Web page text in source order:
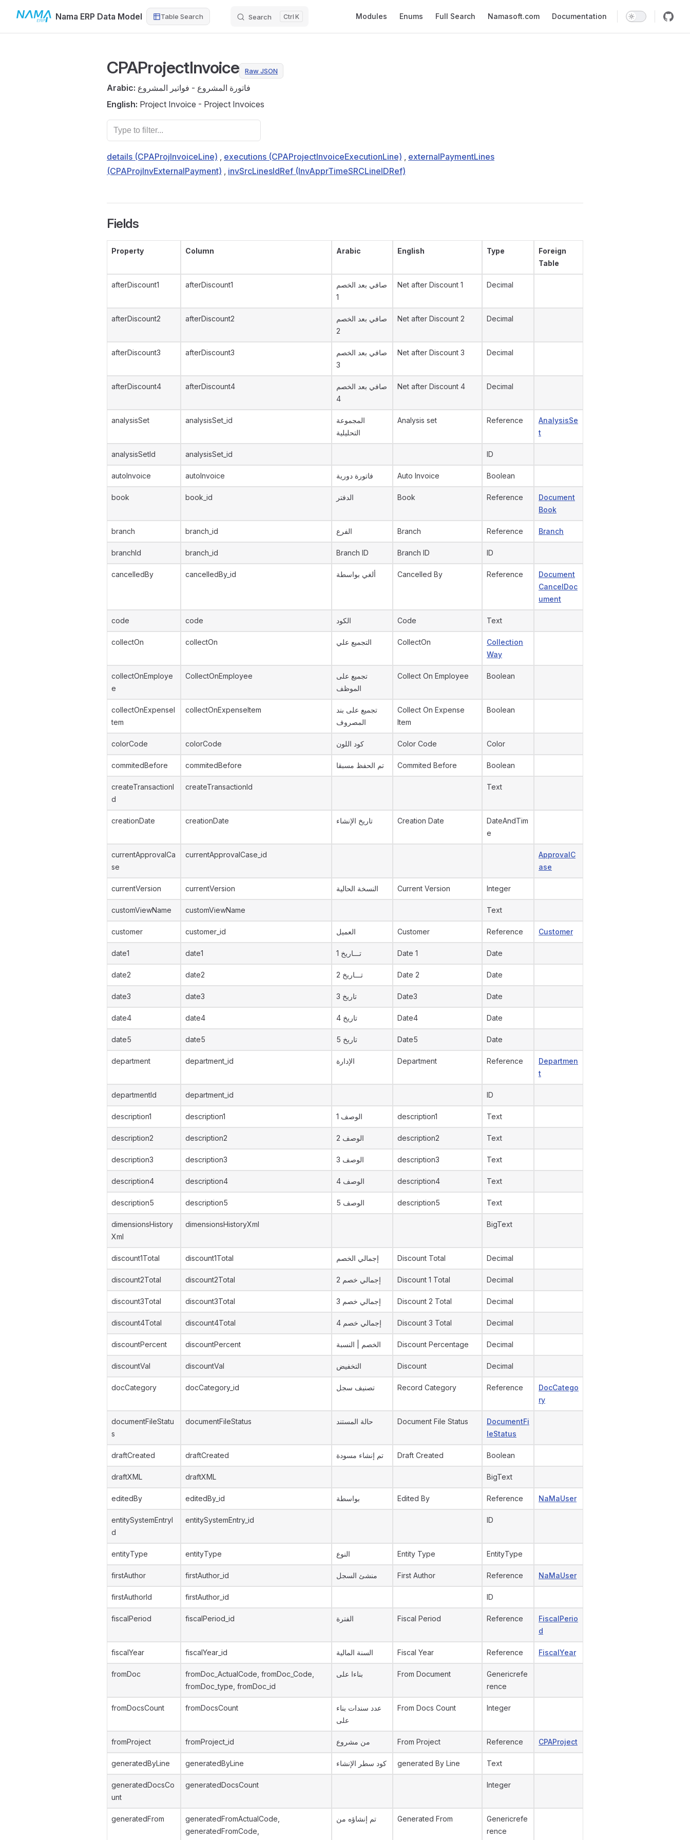
Skip to contentNama ERP Data Model Table Search Search K Modules Enums Full Search Namasoft.com Documentation
CPAProjectInvoice Raw JSON
Arabic: فاتورة المشروع - فواتير المشروع
English: Project Invoice - Project Invoices
details (CPAProjInvoiceLine) , executions (CPAProjectInvoiceExecutionLine) , externalPaymentLines
(CPAProjInvExternalPayment) , invSrcLinesIdRef (InvApprTimeSRCLineIDRef)
Fields
Property Column Arabic English Type
Foreign
Table
afterDiscount1 afterDiscount1
صافي بعد الخصم
1
Net after Discount 1 Decimal
afterDiscount2 afterDiscount2
صافي بعد الخصم
2
Net after Discount 2 Decimal
afterDiscount3 afterDiscount3
صافي بعد الخصم
3
Net after Discount 3 Decimal
afterDiscount4 afterDiscount4
صافي بعد الخصم
4
Net after Discount 4 Decimal
analysisSet analysisSet_id
المجموعة
التحليلية
Analysis set Reference
AnalysisSe
t
analysisSetId analysisSet_id ID
autoInvoice autoInvoice فاتورة دورية Auto Invoice Boolean
book book_id الدفتر Book Reference
Document
Book
branch branch_id الفرع Branch Reference Branch
branchId branch_id Branch ID Branch ID ID
cancelledBy cancelledBy_id ألغي بواسطة Cancelled By Reference
Document
CancelDoc
ument
code code الكود Code Text
collectOn collectOn التجميع علي CollectOn
Collection
Way
collectOnEmploye
e
CollectOnEmployee
تجميع على
الموظف
Collect On Employee Boolean
collectOnExpenseI
tem
collectOnExpenseItem
تجميع على بند
المصروف
Collect On Expense
Item
Boolean
colorCode colorCode كود اللون Color Code Color
commitedBefore commitedBefore تم الحفظ مسبقا Commited Before Boolean
createTransactionI
d
createTransactionId Text
creationDate creationDate تاريخ الإنشاء Creation Date
DateAndTim
e
currentApprovalCa
se
currentApprovalCase_id
ApprovalC
ase
currentVersion currentVersion النسخة الحالية Current Version Integer
customViewName customViewName Text
customer customer_id العميل Customer Reference Customer
date1 date1 تـــاريخ 1 Date 1 Date
date2 date2 تـــاريخ 2 Date 2 Date
date3 date3 تاريخ 3 Date3 Date
date4 date4 تاريخ 4 Date4 Date
date5 date5 تاريخ 5 Date5 Date
department department_id الإدارة Department Reference
Departmen
t
departmentId department_id ID
description1 description1 الوصف 1 description1 Text
description2 description2 الوصف 2 description2 Text
description3 description3 الوصف 3 description3 Text
description4 description4 الوصف 4 description4 Text
description5 description5 الوصف 5 description5 Text
dimensionsHistory
Xml
dimensionsHistoryXml BigText
discount1Total discount1Total إجمالي الخصم Discount Total Decimal
discount2Total discount2Total إجمالي خصم 2 Discount 1 Total Decimal
discount3Total discount3Total إجمالي خصم 3 Discount 2 Total Decimal
discount4Total discount4Total إجمالي خصم 4 Discount 3 Total Decimal
discountPercent discountPercent الخصم | النسبة Discount Percentage Decimal
discountVal discountVal التخفيض Discount Decimal
docCategory docCategory_id تصنيف سجل Record Category Reference
DocCatego
ry
documentFileStatu
s
documentFileStatus حالة المستند Document File Status
DocumentFi
leStatus
draftCreated draftCreated تم إنشاء مسودة Draft Created Boolean
draftXML draftXML BigText
editedBy editedBy_id بواسطة Edited By Reference NaMaUser
entitySystemEntryI
d
entitySystemEntry_id ID
entityType entityType النوع Entity Type EntityType
firstAuthor firstAuthor_id منشئ السجل First Author Reference NaMaUser
firstAuthorId firstAuthor_id ID
fiscalPeriod fiscalPeriod_id الفترة Fiscal Period Reference
FiscalPerio
d
fiscalYear fiscalYear_id السنة المالية Fiscal Year Reference FiscalYear
fromDoc
fromDoc_ActualCode, fromDoc_Code,
fromDoc_type, fromDoc_id
بناءا على From Document
Genericrefe
rence
fromDocsCount fromDocsCount
عدد سندات بناء
على
From Docs Count Integer
fromProject fromProject_id من مشروع From Project Reference CPAProject
generatedByLine generatedByLine كود سطر الإنشاء generated By Line Text
generatedDocsCo
unt
generatedDocsCount Integer
generatedFrom
generatedFromActualCode,
generatedFromCode,
تم إنشاؤه من Generated From
Genericrefe
rence